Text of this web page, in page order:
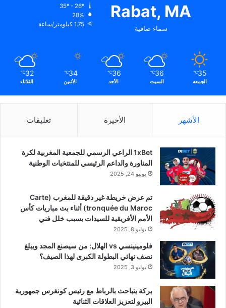
Rabat, MA
سماء صافية
28%
1.75 كيلومتر/ساعة
35
℃
الجمعة
36
℃
السبت
36
℃
الأحد
34
℃
الأثنين
32
℃
الثلاثاء
الأشهر الأخيرة تعليقات
1xBet الراعي الرسمي للجمعية المغربية لكرة
المناورة والداعم الرئيسي للمنتخبات الوطنية
يونيو 24, 2025
تم عرض خريطة غير دقيقة للمغرب (Carte
tronquée du Maroc) أثناء بث مباريات كأس
الأمم الأفريقية للسيدات بسبب خلل فني
يوليو 8, 2025
فلومينينسي vs الهلال: من سيصنع المجد ويبلغ
نصف نهائي البطولة الكبرى لهذا الصيف؟
يوليو 3, 2025
بركة يتباحث بالرباط مع رئيس كونغرس جمهورية
البيرو لتعزيز العلاقات الثنائية